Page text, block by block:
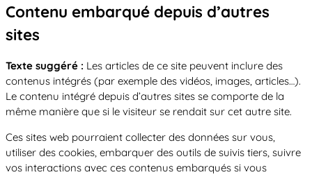
Contenu embarqué depuis d’autres
sites
Texte suggéré : Les articles de ce site peuvent inclure des
contenus intégrés (par exemple des vidéos, images, articles…).
Le contenu intégré depuis d’autres sites se comporte de la
même manière que si le visiteur se rendait sur cet autre site.
Ces sites web pourraient collecter des données sur vous,
utiliser des cookies, embarquer des outils de suivis tiers, suivre
vos interactions avec ces contenus embarqués si vous